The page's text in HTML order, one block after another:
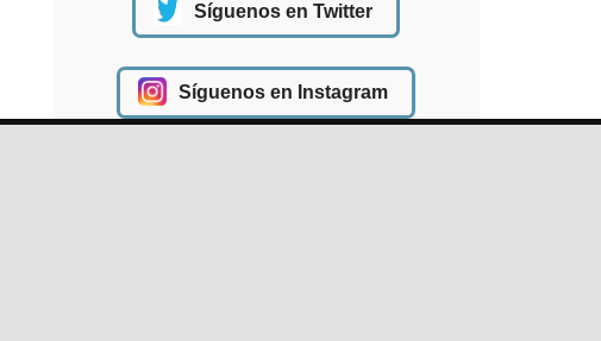
Síguenos en Twitter
Síguenos en Instagram